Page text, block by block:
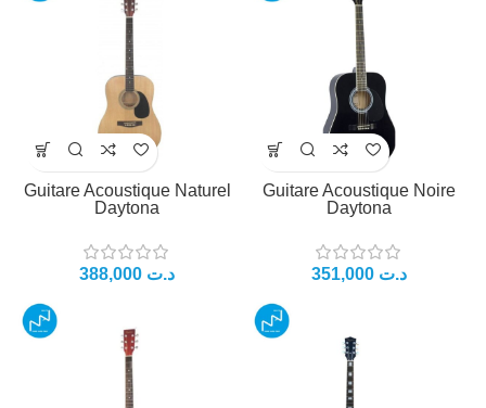
Guitare Acoustique Naturel
Daytona
د.ت
Guitare Acoustique Noire
Daytona
د.ت